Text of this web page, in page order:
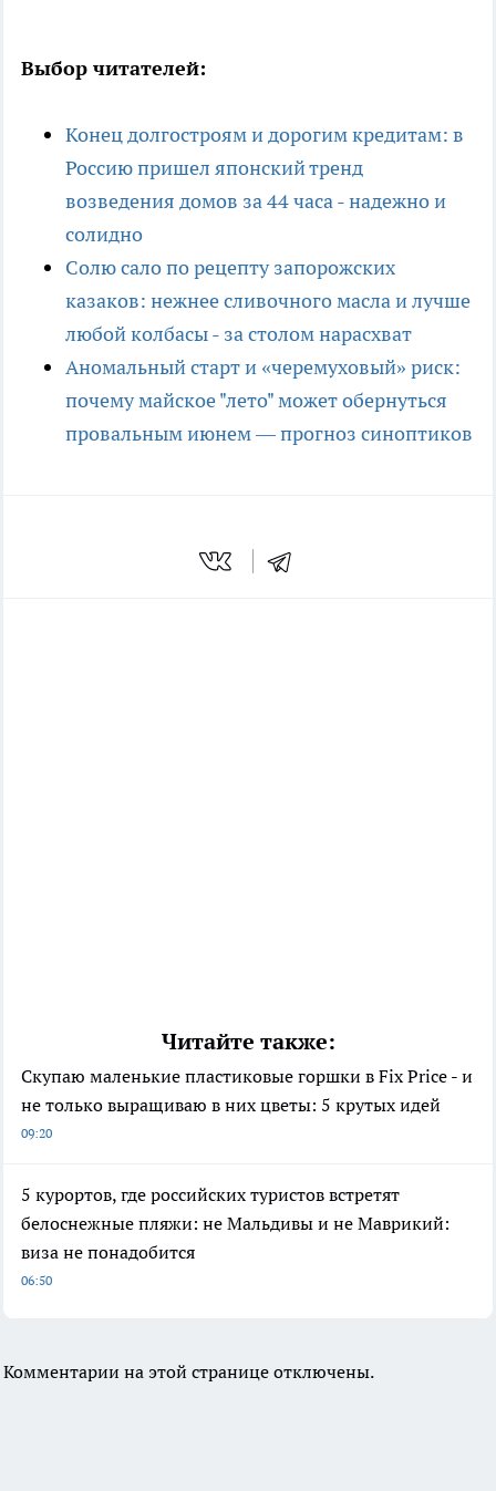
Выбор читателей:
Конец долгостроям и дорогим кредитам: в
Россию пришел японский тренд
возведения домов за 44 часа - надежно и
солидно
Солю сало по рецепту запорожских
казаков: нежнее сливочного масла и лучше
любой колбасы - за столом нарасхват
Аномальный старт и «черемуховый» риск:
почему майское "лето" может обернуться
провальным июнем — прогноз синоптиков
Читайте также:
Скупаю маленькие пластиковые горшки в Fix Price - и
не только выращиваю в них цветы: 5 крутых идей
09:20
5 курортов, где российских туристов встретят
белоснежные пляжи: не Мальдивы и не Маврикий:
виза не понадобится
06:50
Комментарии на этой странице отключены.